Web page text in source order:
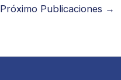
Próximo Publicaciones →